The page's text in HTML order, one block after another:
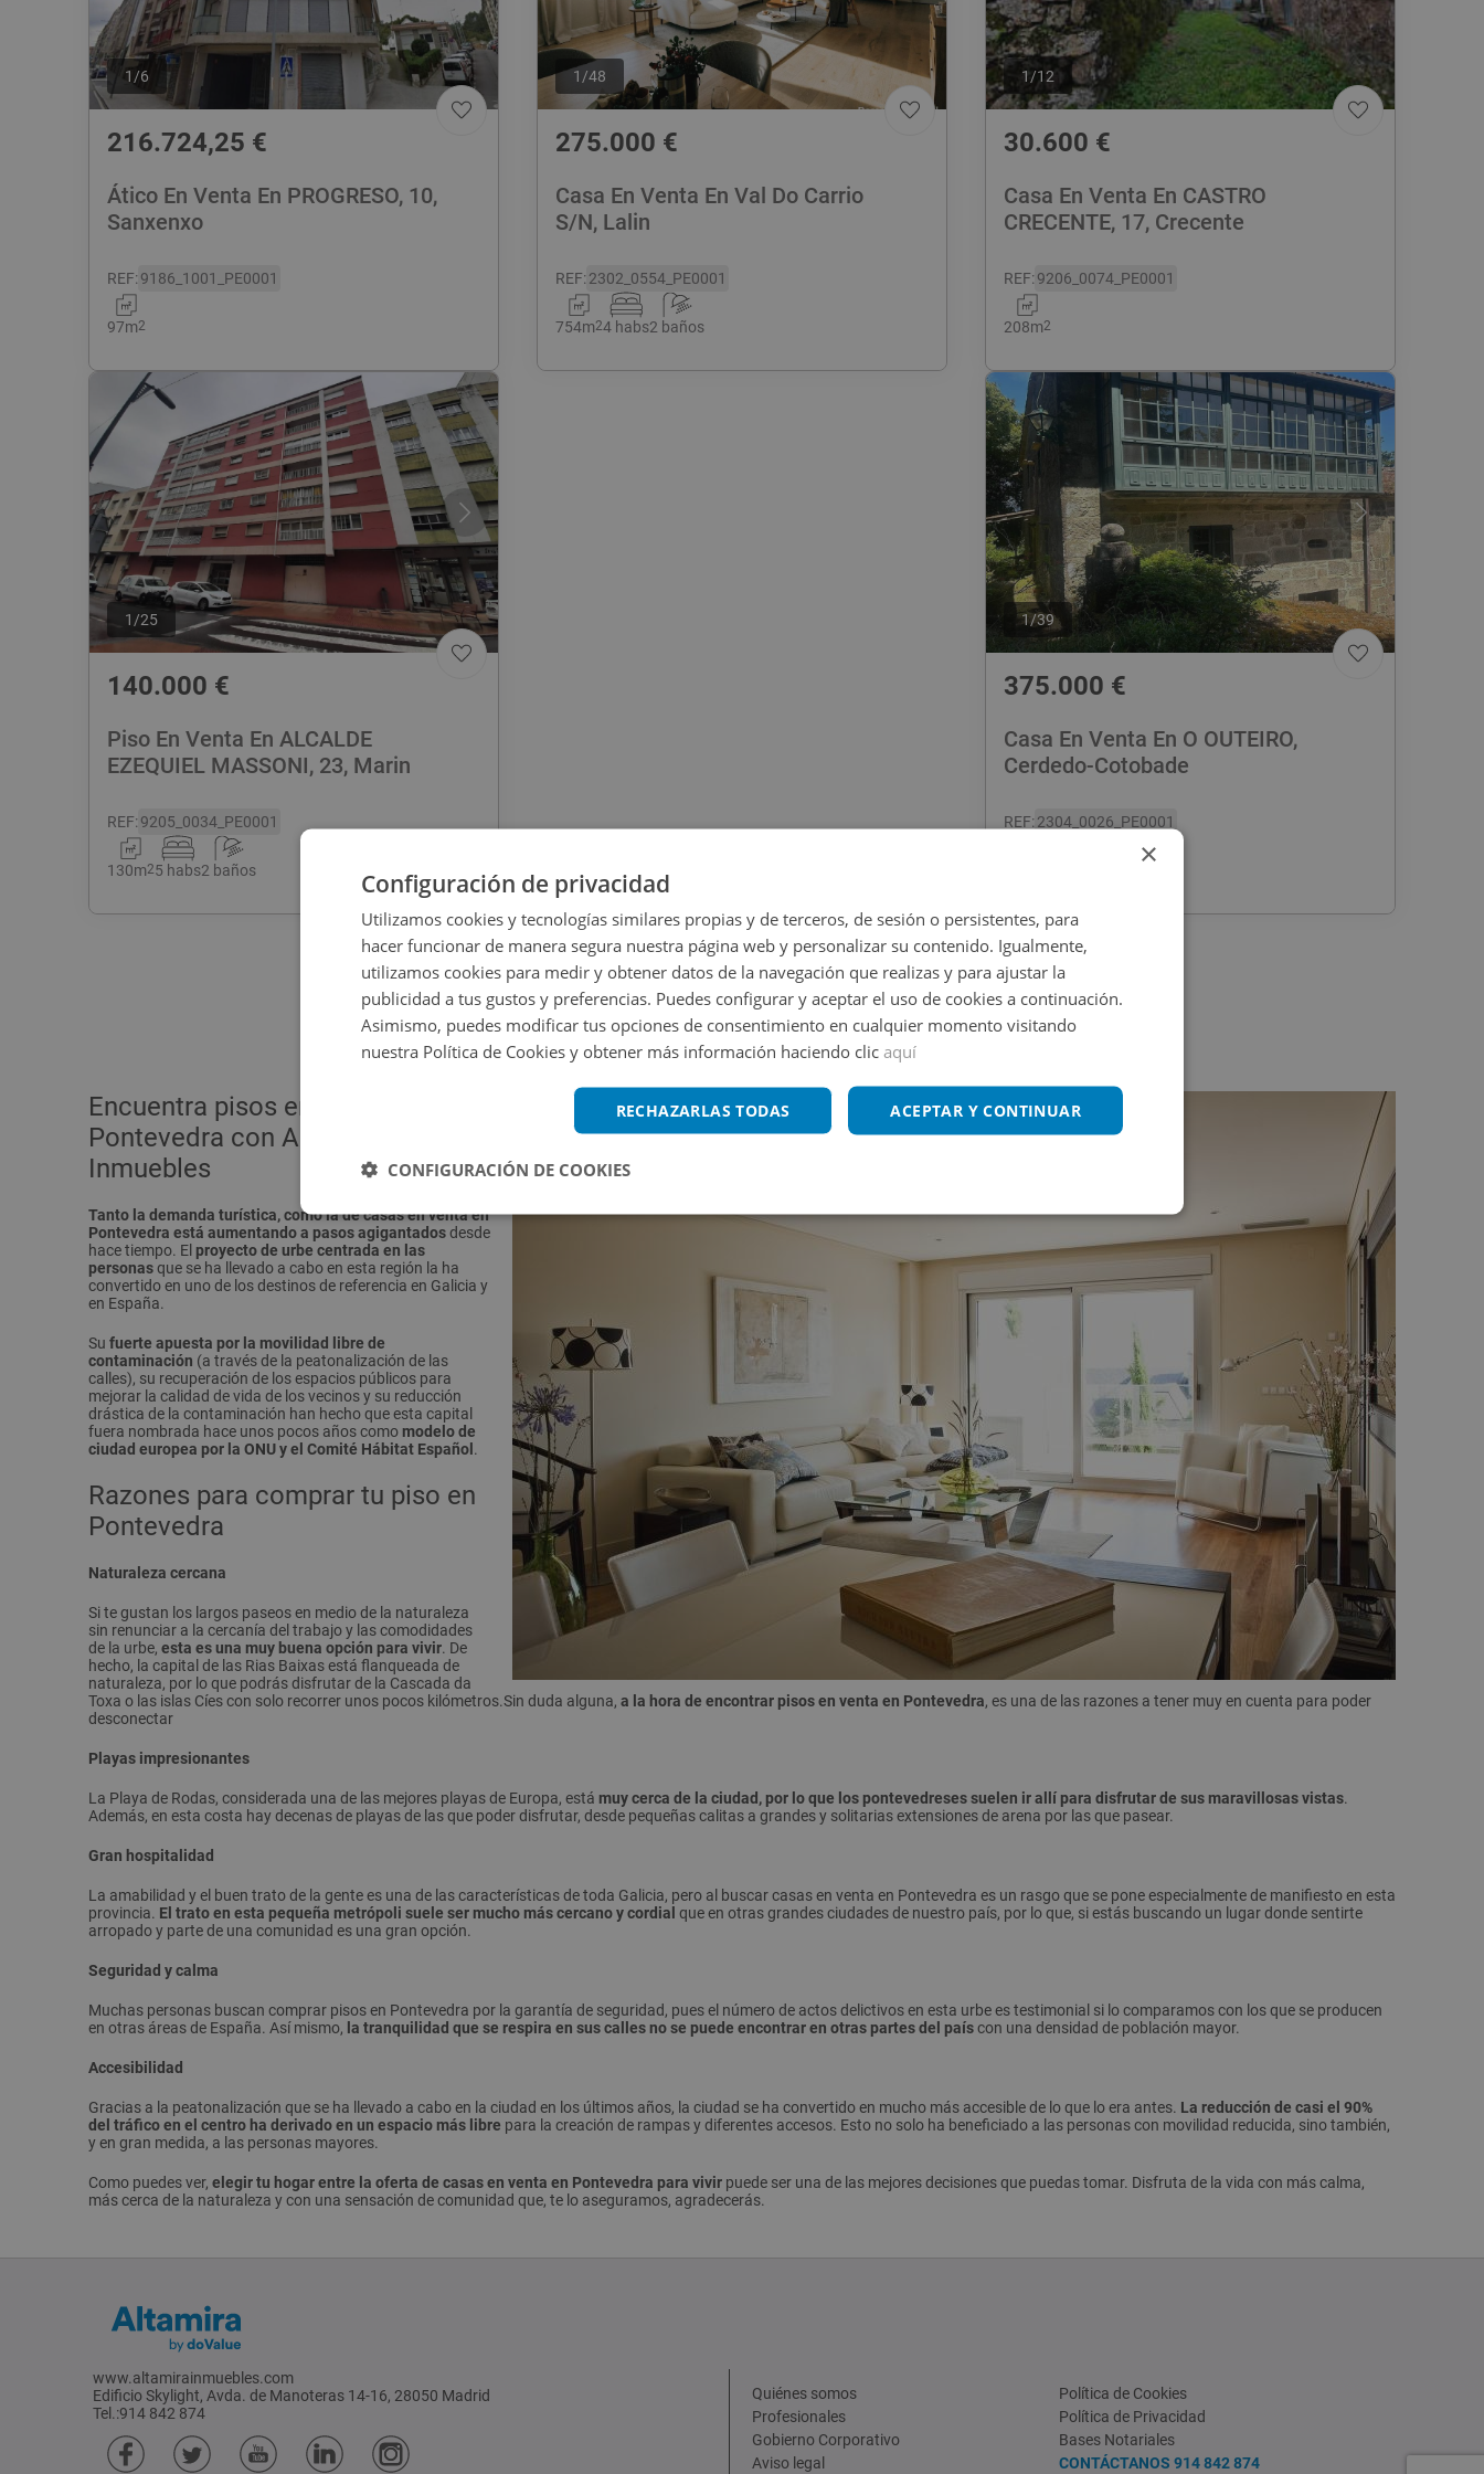
1 /6
216.724,25 €
Ático En Venta En PROGRESO, 10,
Sanxenxo
REF:9186_1001_PE0001
97m2
1 /48
275.000 €
Casa En Venta En Val Do Carrio
S/N, Lalin
REF:2302_0554_PE0001
754m24 habs2 baños
1 /12
30.600 €
Casa En Venta En CASTRO
CRECENTE, 17, Crecente
REF:9206_0074_PE0001
208m2
1 /25
140.000 €
Piso En Venta En ALCALDE
EZEQUIEL MASSONI, 23, Marin
REF:9205_0034_PE0001
130m25 habs2 baños
1/39
375.000 €
Casa En Venta En O OUTEIRO,
Cerdedo-Cotobade
REF:2304_0026_PE0001
Encuentra pisos en venta en
Pontevedra con Altamira
Inmuebles
Tanto la demanda turística, como la de casas en venta en
Pontevedra está aumentando a pasos agigantadosdesde
hace tiempo. El proyecto de urbe centrada en las
personasque se ha llevado a cabo en esta región la ha
convertido en uno de los destinos de referencia en Galicia y
en España.
Su fuerte apuesta por la movilidad libre de
contaminación (a través de la peatonalización de las
calles), su recuperación de los espacios públicos para
mejorar la calidad de vida de los vecinos y su reducción
drástica de la contaminación han hecho que esta capital
fuera nombrada hace unos pocos años como modelo de
ciudad europea por la ONU y el Comité Hábitat Español .
Razones para comprar tu piso en
Pontevedra
Naturaleza cercana
Si te gustan los largos paseos en medio de la naturaleza
sin renunciar a la cercanía del trabajo y las comodidades
de la urbe, esta es una muy buena opción para vivir. De
hecho, la capital de las Rias Baixas está flanqueada de
naturaleza, por lo que podrás disfrutar de la Cascada da
Toxa o las islas Cíes con solo recorrer unos pocos kilómetros.Sin duda alguna, a la hora de encontrar pisos en venta en Pontevedra, es una de las razones a tener muy en cuenta para poder
desconectar
Playas impresionantes
La Playa de Rodas, considerada una de las mejores playas de Europa, está muy cerca de la ciudad, por lo que los pontevedreses suelen ir allí para disfrutar de sus maravillosas vistas.
Además, en esta costa hay decenas de playas de las que poder disfrutar, desde pequeñas calitas a grandes y solitarias extensiones de arena por las que pasear.
Gran hospitalidad
La amabilidad y el buen trato de la gente es una de las características de toda Galicia, pero al buscar casas en venta en Pontevedra es un rasgo que se pone especialmente de manifiesto en esta
provincia. El trato en esta pequeña metrópoli suele ser mucho más cercano y cordial que en otras grandes ciudades de nuestro país, por lo que, si estás buscando un lugar donde sentirte
arropado y parte de una comunidad es una gran opción.
Seguridad y calma
Muchas personas buscan comprar pisos en Pontevedra por la garantía de seguridad, pues el número de actos delictivos en esta urbe es testimonial si lo comparamos con los que se producen
en otras áreas de España. Así mismo, la tranquilidad que se respira en sus calles no se puede encontrar en otras partes del paíscon una densidad de población mayor.
Accesibilidad
Gracias a la peatonalización que se ha llevado a cabo en la ciudad en los últimos años, la ciudad se ha convertido en mucho más accesible de lo que lo era antes. La reducción de casi el 90%
del tráfico en el centro ha derivado en un espacio más libre para la creación de rampas y diferentes accesos. Esto no solo ha beneficiado a las personas con movilidad reducida, sino también,
y en gran medida, a las personas mayores.
Como puedes ver, elegir tu hogar entre la oferta de casas en venta en Pontevedra para vivir puede ser una de las mejores decisiones que puedas tomar. Disfruta de la vida con más calma,
más cerca de la naturaleza y con una sensación de comunidad que, te lo aseguramos, agradecerás.
www.altamirainmuebles.com
Edificio Skylight, Avda. de Manoteras 14-16, 28050 Madrid
Tel.:914 842 874
Quiénes somos
Profesionales
Gobierno Corporativo
Aviso legal
Política de Cookies
Política de Privacidad
Bases Notariales
CONTÁCTANOS 914 842 874
×
Configuración de privacidad
Utilizamos cookies y tecnologías similares propias y de terceros, de sesión o persistentes, para
hacer funcionar de manera segura nuestra página web y personalizar su contenido. Igualmente,
utilizamos cookies para medir y obtener datos de la navegación que realizas y para ajustar la
publicidad a tus gustos y preferencias. Puedes configurar y aceptar el uso de cookies a continuación.
Asimismo, puedes modificar tus opciones de consentimiento en cualquier momento visitando
nuestra Política de Cookies y obtener más información haciendo clic aquí
ACEPTAR Y CONTINUAR
RECHAZARLAS TODAS
CONFIGURACIÓN DE COOKIES